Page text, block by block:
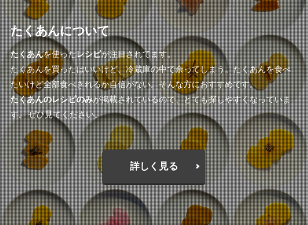
たくあんについて
たくあんを使ったレシピが注目されてます。
たくあんを買ったはいいけど、冷蔵庫の中で余ってしまう。たくあんを食べ
たいけど全部食べきれるか自信がない。そんな方におすすめです。
たくあんのレシピのみが掲載されているので、とても探しやすくなっていま
す。 ぜひ見てください。
詳しく見る